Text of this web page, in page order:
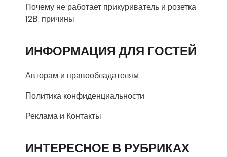
Почему не работает прикуриватель и розетка
12В: причины
ИНФОРМАЦИЯ ДЛЯ ГОСТЕЙ
Авторам и правообладателям
Политика конфиденциальности
Реклама и Контакты
ИНТЕРЕСНОЕ В РУБРИКАХ